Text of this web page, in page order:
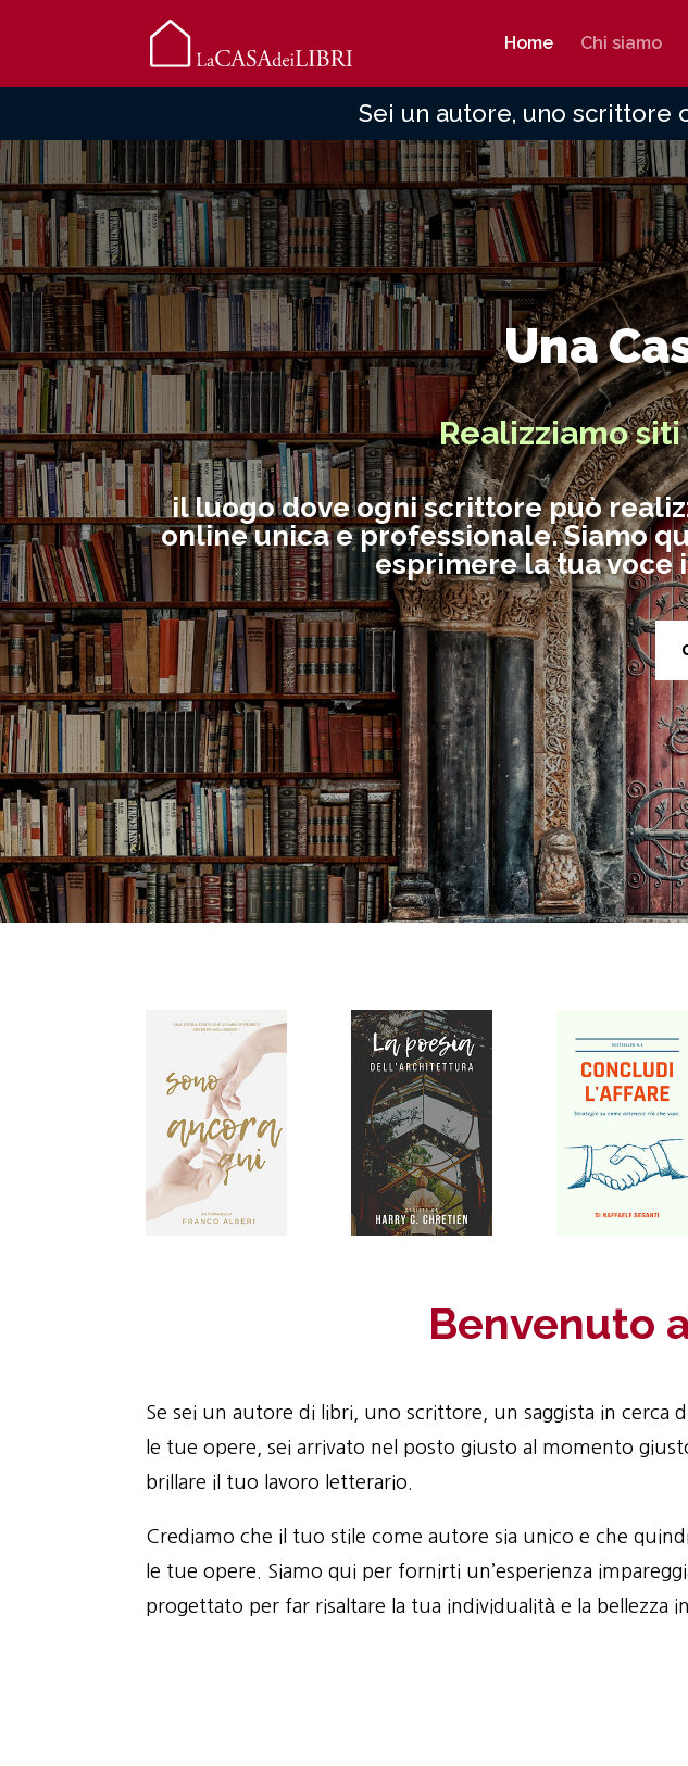
Home Chi siamo
Sei un autore, uno scrittore
Una
Realizziamo
il luogo dove ogni scrittore può
online unica e professionale. Siamo
esprimere la tua voce
Benvenuto
Se sei un autore di libri, uno scrittore, un saggista in cerca
le tue opere, sei arrivato nel posto giusto al momento
brillare il tuo lavoro letterario.
Crediamo che il tuo stile come autore sia unico e che
le tue opere. Siamo qui per fornirti un’esperienza
progettato per far risaltare la tua individualità e la bellezza